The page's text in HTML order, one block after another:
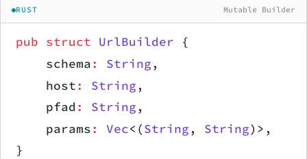
RUST Mutable Builder
pub struct UrlBuilder {
    schema
: String,
    host
: String,
    pfad
: String,
    params
: Vec<(String, String)>,
}